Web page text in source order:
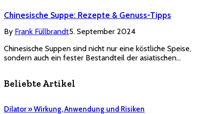
Chinesische Suppe: Rezepte & Genuss-Tipps
By Frank Füllbrandt5. September 2024
Chinesische Suppen sind nicht nur eine köstliche Speise,
sondern auch ein fester Bestandteil der asiatischen…
Beliebte Artikel
Dilator » Wirkung, Anwendung und Risiken